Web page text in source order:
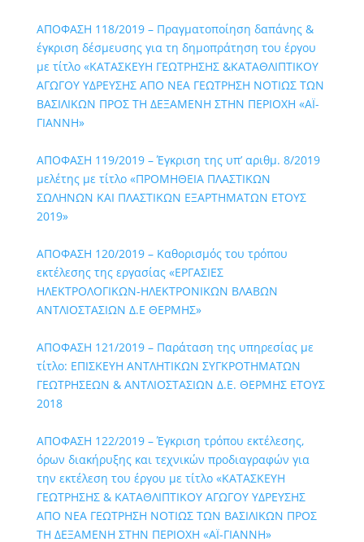
ΑΠΟΦΑΣΗ 118/2019 – Πραγματοποίηση δαπάνης &
έγκριση δέσμευσης για τη δημοπράτηση του έργου
με τίτλο «ΚΑΤΑΣΚΕΥΗ ΓΕΩΤΡΗΣΗΣ &ΚΑΤΑΘΛΙΠΤΙΚΟΥ
ΑΓΩΓΟΥ ΥΔΡΕΥΣΗΣ ΑΠΟ ΝΕΑ ΓΕΩΤΡΗΣΗ ΝΟΤΙΩΣ ΤΩΝ
ΒΑΣΙΛΙΚΩΝ ΠΡΟΣ ΤΗ ΔΕΞΑΜΕΝΗ ΣΤΗΝ ΠΕΡΙΟΧΗ «ΑΪ-
ΓΙΑΝΝΗ»
ΑΠΟΦΑΣΗ 119/2019 – Έγκριση της υπ’ αριθμ. 8/2019
μελέτης με τίτλο «ΠΡΟΜΗΘΕΙΑ ΠΛΑΣΤΙΚΩΝ
ΣΩΛΗΝΩΝ ΚΑΙ ΠΛΑΣΤΙΚΩΝ ΕΞΑΡΤΗΜΑΤΩΝ ΕΤΟΥΣ
2019»
ΑΠΟΦΑΣΗ 120/2019 – Καθορισμός του τρόπου
εκτέλεσης της εργασίας «ΕΡΓΑΣΙΕΣ
ΗΛΕΚΤΡΟΛΟΓΙΚΩΝ-ΗΛΕΚΤΡΟΝΙΚΩΝ ΒΛΑΒΩΝ
ΑΝΤΛΙΟΣΤΑΣΙΩΝ Δ.Ε ΘΕΡΜΗΣ»
ΑΠΟΦΑΣΗ 121/2019 – Παράταση της υπηρεσίας με
τίτλο: ΕΠΙΣΚΕΥΗ ΑΝΤΛΗΤΙΚΩΝ ΣΥΓΚΡΟΤΗΜΑΤΩΝ
ΓΕΩΤΡΗΣΕΩΝ & ΑΝΤΛΙΟΣΤΑΣΙΩΝ Δ.Ε. ΘΕΡΜΗΣ ΕΤΟΥΣ
2018
ΑΠΟΦΑΣΗ 122/2019 – Έγκριση τρόπου εκτέλεσης,
όρων διακήρυξης και τεχνικών προδιαγραφών για
την εκτέλεση του έργου με τίτλο «ΚΑΤΑΣΚΕΥΗ
ΓΕΩΤΡΗΣΗΣ & ΚΑΤΑΘΛΙΠΤΙΚΟΥ ΑΓΩΓΟΥ ΥΔΡΕΥΣΗΣ
ΑΠΟ ΝΕΑ ΓΕΩΤΡΗΣΗ ΝΟΤΙΩΣ ΤΩΝ ΒΑΣΙΛΙΚΩΝ ΠΡΟΣ
ΤΗ ΔΕΞΑΜΕΝΗ ΣΤΗΝ ΠΕΡΙΟΧΗ «ΑΪ-ΓΙΑΝΝΗ»